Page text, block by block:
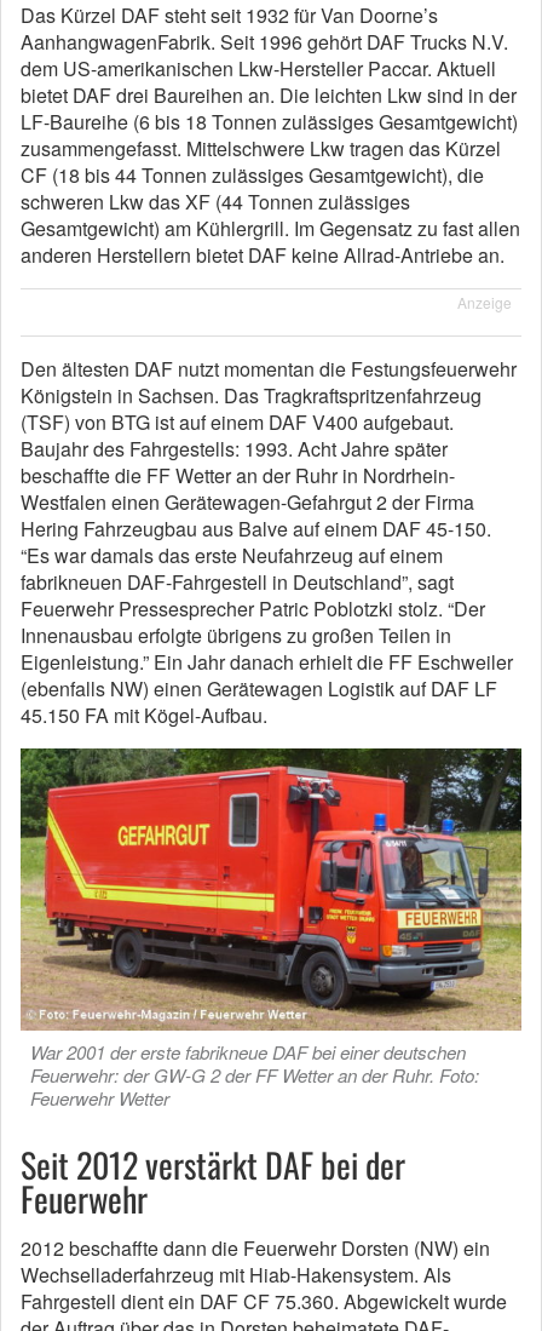
Das Kürzel DAF steht seit 1932 für Van Doorne’s
AanhangwagenFabrik. Seit 1996 gehört DAF Trucks N.V.
dem US-amerikanischen Lkw-Hersteller Paccar. Aktuell
bietet DAF drei Baureihen an. Die leichten Lkw sind in der
LF-Baureihe (6 bis 18 Tonnen zulässiges Gesamtgewicht)
zusammengefasst. Mittelschwere Lkw tragen das Kürzel
CF (18 bis 44 Tonnen zulässiges Gesamtgewicht), die
schweren Lkw das XF (44 Tonnen zulässiges
Gesamtgewicht) am Kühlergrill. Im Gegensatz zu fast allen
anderen Herstellern bietet DAF keine Allrad-Antriebe an.
Anzeige
Den ältesten DAF nutzt momentan die Festungsfeuerwehr
Königstein in Sachsen. Das Tragkraftspritzenfahrzeug
(TSF) von BTG ist auf einem DAF V400 aufgebaut.
Baujahr des Fahrgestells: 1993. Acht Jahre später
beschaffte die FF Wetter an der Ruhr in Nordrhein-
Westfalen einen Gerätewagen-Gefahrgut 2 der Firma
Hering Fahrzeugbau aus Balve auf einem DAF 45-150.
“Es war damals das erste Neufahrzeug auf einem
fabrikneuen DAF-Fahrgestell in Deutschland”, sagt
Feuerwehr Pressesprecher Patric Poblotzki stolz. “Der
Innenausbau erfolgte übrigens zu großen Teilen in
Eigenleistung.” Ein Jahr danach erhielt die FF Eschweiler
(ebenfalls NW) einen Gerätewagen Logistik auf DAF LF
45.150 FA mit Kögel-Aufbau.
War 2001 der erste fabrikneue DAF bei einer deutschen
Feuerwehr: der GW-G 2 der FF Wetter an der Ruhr. Foto:
Feuerwehr Wetter
Seit 2012 verstärkt DAF bei der
Feuerwehr
2012 beschaffte dann die Feuerwehr Dorsten (NW) ein
Wechselladerfahrzeug mit Hiab-Hakensystem. Als
Fahrgestell dient ein DAF CF 75.360. Abgewickelt wurde